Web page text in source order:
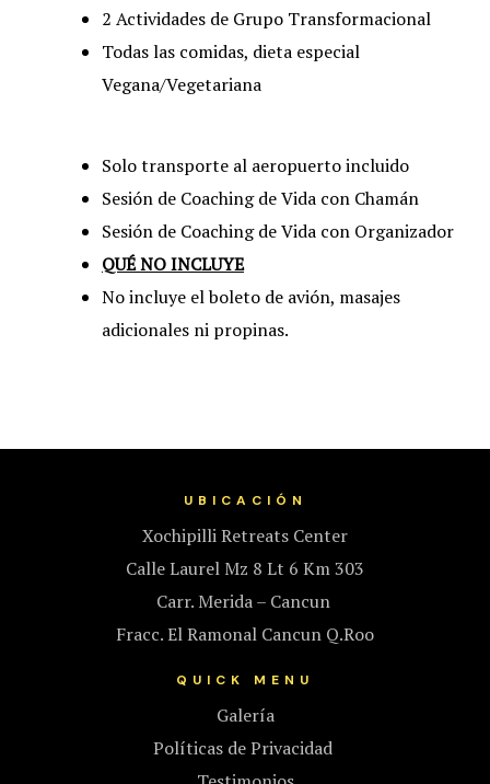
2 Actividades de Grupo Transformacional
Todas las comidas, dieta especial
Vegana/Vegetariana
Solo transporte al aeropuerto incluido
Sesión de Coaching de Vida con Chamán
Sesión de Coaching de Vida con Organizador
QUÉ NO INCLUYE
No incluye el boleto de avión, masajes
adicionales ni propinas.
UBICACIÓN
Xochipilli Retreats Center
Calle Laurel Mz 8 Lt 6 Km 303
Carr. Merida – Cancun
Fracc. El Ramonal Cancun Q.Roo
QUICK MENU
Galería
Políticas de Privacidad